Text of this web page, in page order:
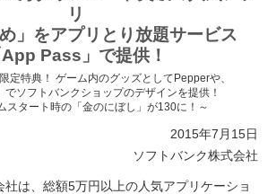
リ
め」をアプリとり放題サービス
App Pass」で提供！
定特典！ ゲーム内のグッズとしてPepperや、
でソフトバンクショップのデザインを提供！
スタート時の「金のにぼし」が130に！～
2015年7月15日
ソフトバンク株式会社
社は、総額5万円以上の人気アプリケーショ